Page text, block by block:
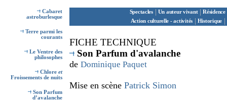
Cabaret
astroburlesque
Terre parmi les
courants
Le Ventre des
philosophes
Chlore et
Froissements de nuits
Son Parfum
d’avalanche
Spectacles | Un auteur vivant |
Action culturelle - activités | Historique |
FICHE TECHNIQUE
Son Parfum d'avalanche
de Dominique Paquet
Mise en scène Patrick Simon